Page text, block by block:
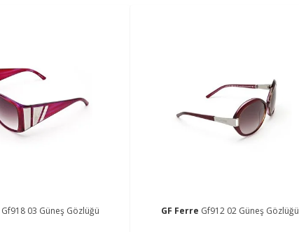
Gf918 03 Güneş Gözlüğü GF Ferre Gf912 02 Güneş Gözlüğü